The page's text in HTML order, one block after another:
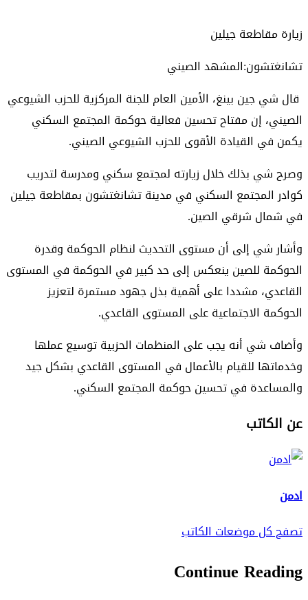
زيارة مقاطعة جيلين
تشانغتشون:المشهد الصيني
قال شي جين بينغ، الأمين العام للجنة المركزية للحزب الشيوعي
الصيني، إن مفتاح تحسين فعالية حوكمة المجتمع السكني
يكمن في القيادة الأقوى للحزب الشيوعي الصيني.
وصرح شي بذلك خلال زيارته لمجتمع سكني ومدرسة لتدريب
كوادر المجتمع السكني في مدينة تشانغتشون بمقاطعة جيلين
في شمال شرقي الصين.
وأشار شي إلى أن مستوى التحديث لنظام الحوكمة وقدرة
الحوكمة للصين ينعكس إلى حد كبير في الحوكمة في المستوى
القاعدي، مشددا على أهمية بذل جهود مستمرة لتعزيز
الحوكمة الاجتماعية على المستوى القاعدي.
وأضاف شي أنه يجب على المنظمات الحزبية توسيع عملها
وخدماتها للقيام بالأعمال في المستوى القاعدي بشكل جيد
والمساعدة في تحسين حوكمة المجتمع السكني.
عن الكاتب
ادمن
تصفح كل موضعات الكاتب
Continue Reading